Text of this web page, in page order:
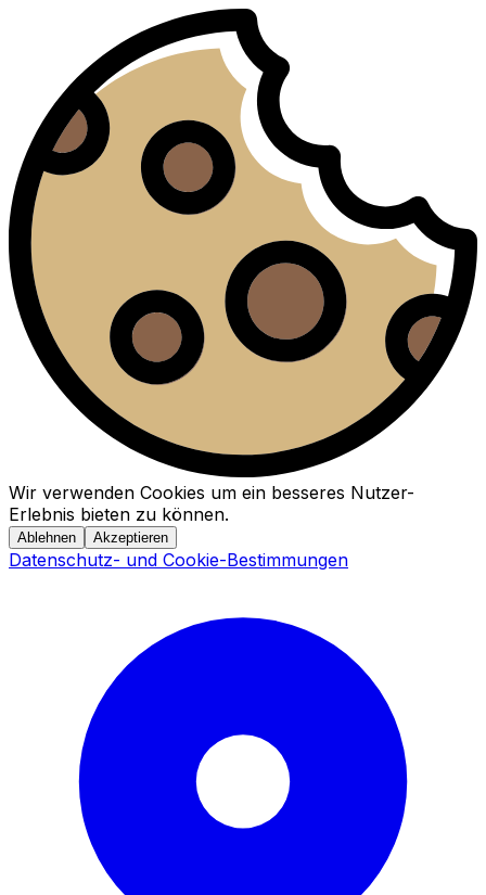
Wir verwenden Cookies um ein besseres Nutzer-
Erlebnis bieten zu können.
Ablehnen Akzeptieren
Datenschutz- und Cookie-Bestimmungen